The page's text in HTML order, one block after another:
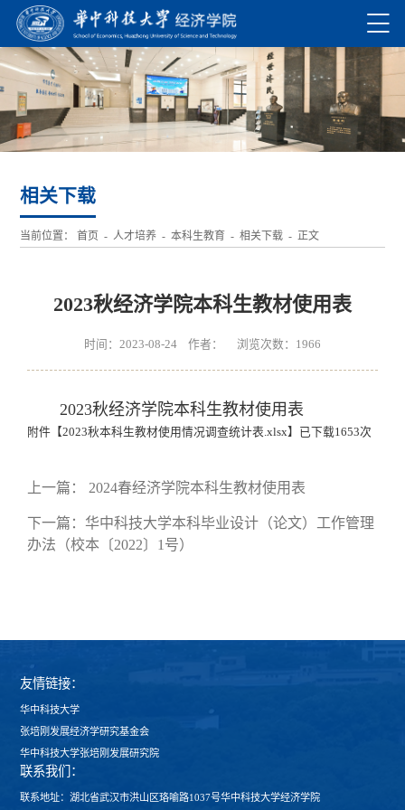
相关下载
当前位置：首页 -人才培养 -本科生教育 -相关下载 - 正文
2023秋经济学院本科生教材使用表
时间：2023-08-24 作者： 浏览次数： 1966
2023秋经济学院本科生教材使用表
附件【2023秋本科生教材使用情况调查统计表.xlsx】已下载1653次
上一篇： 2024春经济学院本科生教材使用表
下一篇：华中科技大学本科毕业设计（论文）工作管理
办法（校本〔2022〕1号）
友情链接：
华中科技大学
张培刚发展经济学研究基金会
华中科技大学张培刚发展研究院
联系我们：
联系地址：湖北省武汉市洪山区珞喻路1037号华中科技大学经济学院